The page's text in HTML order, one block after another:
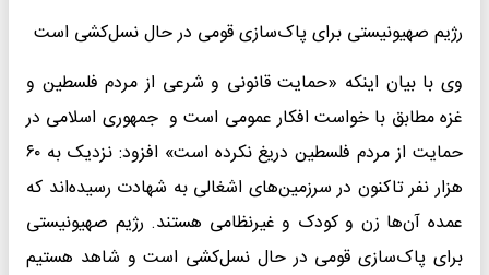
رژیم صهیونیستی برای پاک‌سازی قومی در حال نسل‌کشی است
وی با بیان اینکه «حمایت قانونی و شرعی از مردم فلسطین و
غزه مطابق با خواست افکار عمومی است و جمهوری اسلامی در
حمایت از مردم فلسطین دریغ نکرده است» افزود: نزدیک به ۶۰
هزار نفر تاکنون در سرزمین‌های اشغالی به شهادت رسیده‌اند که
عمده آن‌ها زن و کودک و غیرنظامی هستند. رژیم صهیونیستی
برای پاک‌سازی قومی در حال نسل‌کشی است و شاهد هستیم